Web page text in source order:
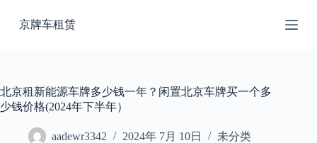
过
京牌车租赁
北京租新能源车牌多少钱一年？闲置北京车牌买一个多
少钱价格(2024年下半年）
aadewr3342 2024年 7月 10日 未分类